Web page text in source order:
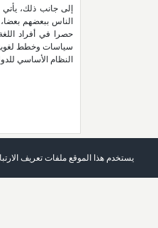
يستخدم هذا الموقع ملفات تعريف
إلى جانب ذلك، يأتي
الناس ببعضهم بعضا،
حصرا في أفراد
سياسات وخطط لغوية؛
النظام الأساسي